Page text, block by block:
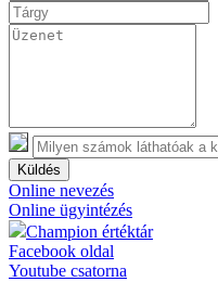
Küldés
Online nevezés
Online ügyintézés
Champion értéktár
Facebook oldal
Youtube csatorna